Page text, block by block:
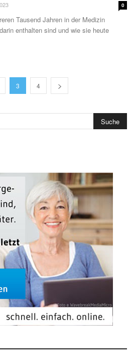
0
Tausend Jahren in der Medizin
enthalten sind und wie sie heute
3 4